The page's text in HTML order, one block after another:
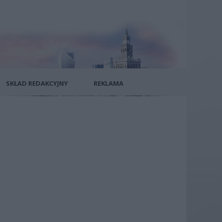
SKŁAD REDAKCYJNY REKLAMA